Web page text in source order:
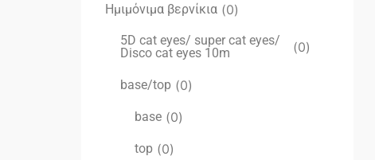
Ημιμόνιμα βερνίκια (0)
5D cat eyes/ super cat eyes/
Disco cat eyes 10m
(0)
base/top (0)
base (0)
top (0)